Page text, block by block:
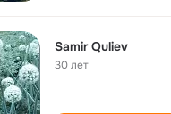
Samir Quliev
30 лет